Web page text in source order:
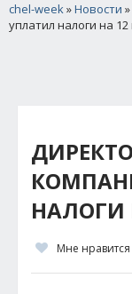
chel-week»Новости
уплатил налоги на
Мне нравится